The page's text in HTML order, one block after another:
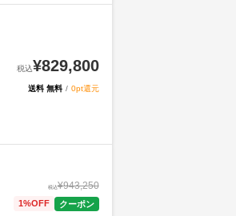
税込¥829,800
送料 無料 / 0pt還元
税込¥943,250
1%OFF クーポン